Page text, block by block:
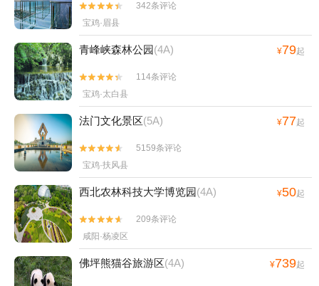


342条评论
宝鸡·眉县
青峰峡森林公园(4A) ¥79起


114条评论
宝鸡·太白县
法门文化景区(5A) ¥77起


5159条评论
宝鸡·扶风县
西北农林科技大学博览园(4A) ¥50起


209条评论
咸阳·杨凌区
佛坪熊猫谷旅游区(4A) ¥739起